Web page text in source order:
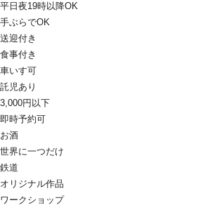
平日夜19時以降OK
手ぶらでOK
送迎付き
食事付き
車いす可
託児あり
3,000円以下
即時予約可
お酒
世界に一つだけ
鉄道
オリジナル作品
ワークショップ